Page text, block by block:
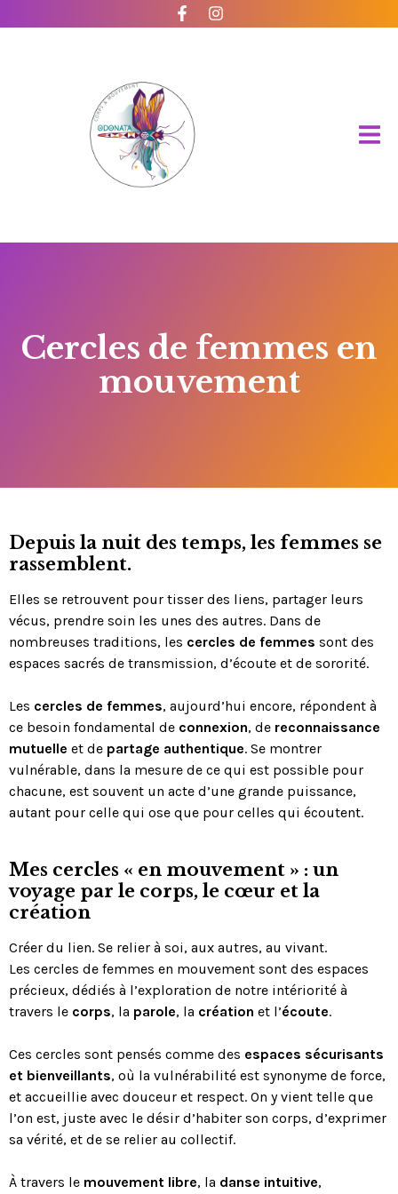
Cercles de femmes en
mouvement
Depuis la nuit des temps, les femmes se
rassemblent.
Elles se retrouvent pour tisser des liens, partager leurs
vécus, prendre soin les unes des autres. Dans de
nombreuses traditions, les cercles de femmes sont des
espaces sacrés de transmission, d’écoute et de sororité.
Les cercles de femmes, aujourd’hui encore, répondent à
ce besoin fondamental de connexion, de reconnaissance
mutuelle et de partage authentique. Se montrer
vulnérable, dans la mesure de ce qui est possible pour
chacune, est souvent un acte d’une grande puissance,
autant pour celle qui ose que pour celles qui écoutent.
Mes cercles « en mouvement » : un
voyage par le corps, le cœur et la
création
Créer du lien. Se relier à soi, aux autres, au vivant.
Les cercles de femmes en mouvement sont des espaces
précieux, dédiés à l’exploration de notre intériorité à
travers le corps, la parole, la création et l’écoute.
Ces cercles sont pensés comme des espaces sécurisants
et bienveillants, où la vulnérabilité est synonyme de force,
et accueillie avec douceur et respect. On y vient telle que
l’on est, juste avec le désir d’habiter son corps, d’exprimer
sa vérité, et de se relier au collectif.
À travers le mouvement libre, la danse intuitive,